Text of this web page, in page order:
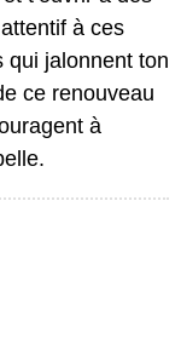
à ces
qui jalonnent ton
ce renouveau
à